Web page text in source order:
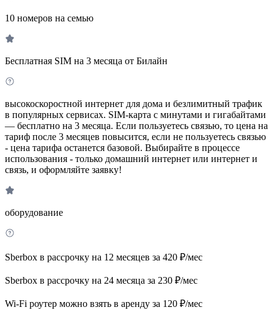
10 номеров на семью
Бесплатная SIM на 3 месяца от Билайн
высокоскоростной интернет для дома и безлимитный трафик
в популярных сервисах. SIM-карта с минутами и гигабайтами
— бесплатно на 3 месяца. Если пользуетесь связью, то цена на
тариф после 3 месяцев повысится, если не пользуетесь связью
- цена тарифа останется базовой. Выбирайте в процессе
использования - только домашний интернет или интернет и
связь, и оформляйте заявку!
оборудование
Sberbox в рассрочку на 12 месяцев за 420 ₽/мес
Sberbox в рассрочку на 24 месяца за 230 ₽/мес
Wi-Fi роутер можно взять в аренду за 120 ₽/мес